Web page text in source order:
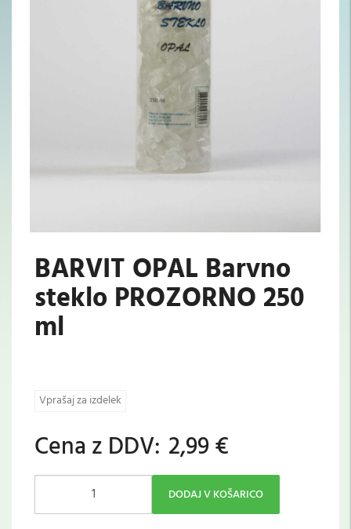
BARVIT OPAL Barvno
steklo PROZORNO 250
ml
Vprašaj za izdelek
Cena z DDV: 2,99 €
DODAJ V KOŠARICO